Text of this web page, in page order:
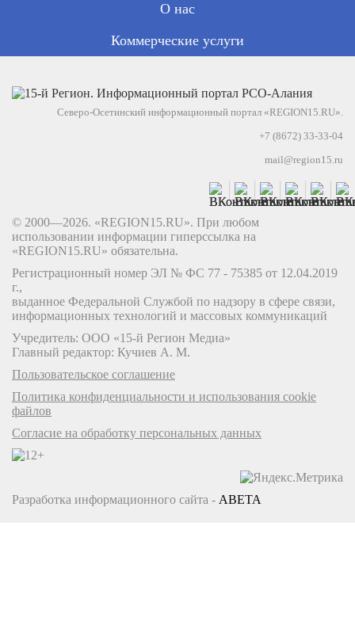
О нас
Коммерческие услуги
Северо-Осетинский информационный портал «REGION15.RU».
+7 (8672) 33-33-04
mail@region15.ru
© 2000—2026. «REGION15.RU». При любом
использовании информации гиперссылка на
«REGION15.RU» обязательна.
Регистрационный номер ЭЛ № ФС 77 - 75385 от 12.04.2019
г.,
выданное Федеральной Службой по надзору в сфере связи,
информационных технологий и массовых коммуникаций
Учредитель: ООО «15-й Регион Медиа»
Главный редактор: Кучиев А. М.
Пользовательское соглашение
Политика конфиденциальности и использования cookie
файлов
Согласие на обработку персональных данных
Разработка информационного сайта - ABETA